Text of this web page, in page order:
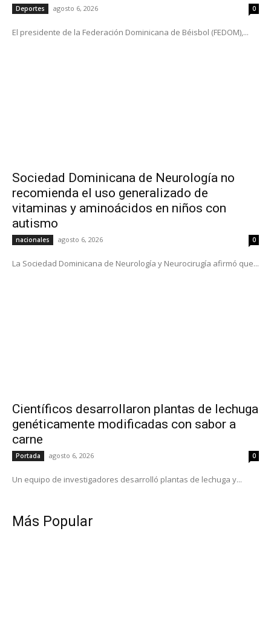
Deportes agosto 6, 2026 0
El presidente de la Federación Dominicana de Béisbol (FEDOM),...
Sociedad Dominicana de Neurología no
recomienda el uso generalizado de
vitaminas y aminoácidos en niños con
autismo
nacionales agosto 6, 2026 0
La Sociedad Dominicana de Neurología y Neurocirugía afirmó que...
Científicos desarrollaron plantas de lechuga
genéticamente modificadas con sabor a
carne
Portada agosto 6, 2026 0
Un equipo de investigadores desarrolló plantas de lechuga y...
Más Popular